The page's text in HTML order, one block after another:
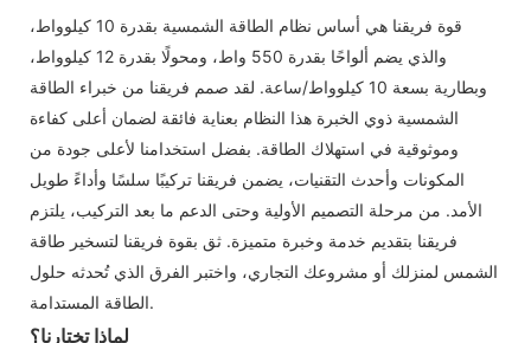
قوة فريقنا هي أساس نظام الطاقة الشمسية بقدرة 10 كيلوواط،
والذي يضم ألواحًا بقدرة 550 واط، ومحولًا بقدرة 12 كيلوواط،
وبطارية بسعة 10 كيلوواط/ساعة. لقد صمم فريقنا من خبراء الطاقة
الشمسية ذوي الخبرة هذا النظام بعناية فائقة لضمان أعلى كفاءة
وموثوقية في استهلاك الطاقة. بفضل استخدامنا لأعلى جودة من
المكونات وأحدث التقنيات، يضمن فريقنا تركيبًا سلسًا وأداءً طويل
الأمد. من مرحلة التصميم الأولية وحتى الدعم ما بعد التركيب، يلتزم
فريقنا بتقديم خدمة وخبرة متميزة. ثق بقوة فريقنا لتسخير طاقة
الشمس لمنزلك أو مشروعك التجاري، واختبر الفرق الذي تُحدثه حلول
الطاقة المستدامة.
لماذا تختارنا؟